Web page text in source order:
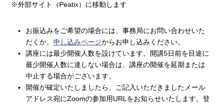
※外部サイト（Peatix）に移動します
お振込みをご希望の場合には、事務局にお問い合わせいた
だくか、申し込みページからお申し込みください。
講座には最少開催人数を設けています。開講5日前を目途に
最少開催人数に達しない場合は、講座の開催を延期または
中止する場合がございます。
開催が確定いたしましたら、ご記入いただきましたメール
アドレス宛にZoomの参加用URLをお知らせいたします。登